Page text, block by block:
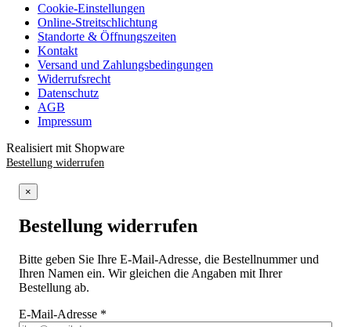
Cookie-Einstellungen
Online-Streitschlichtung
Standorte & Öffnungszeiten
Kontakt
Versand und Zahlungsbedingungen
Widerrufsrecht
Datenschutz
AGB
Impressum
Realisiert mit Shopware
Bestellung widerrufen
×
Bestellung widerrufen
Bitte geben Sie Ihre E-Mail-Adresse, die Bestellnummer und
Ihren Namen ein. Wir gleichen die Angaben mit Ihrer
Bestellung ab.
E-Mail-Adresse *